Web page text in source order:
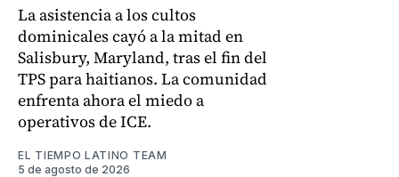
La asistencia a los cultos
dominicales cayó a la mitad en
Salisbury, Maryland, tras el fin del
TPS para haitianos. La comunidad
enfrenta ahora el miedo a
operativos de ICE.
EL TIEMPO LATINO TEAM
5 de agosto de 2026